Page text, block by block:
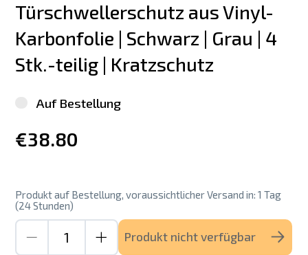
Türschwellerschutz aus Vinyl-
Karbonfolie | Schwarz | Grau | 4
Stk.-teilig | Kratzschutz
Auf Bestellung
€38.80
Produkt auf Bestellung, voraussichtlicher Versand in: 1 Tag
(24 Stunden)
Produkt nicht verfügbar